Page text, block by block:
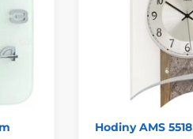
Hodiny AMS 5518